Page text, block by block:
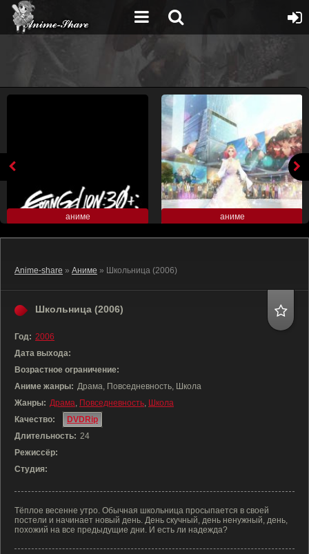
аниме аниме
Anime-share » Аниме » Школьница (2006)
Школьница (2006)
Год: 2006
Дата выхода:
Возрастное ограничение:
Аниме жанры: Драма, Повседневность, Школа
Жанры: Драма, Повседневность, Школа
Качество:
DVDRip
Длительность: 24
Режиссёр:
Студия:
Тёплое весенне утро. Обычная школьница просыпается в своей
постели и начинает новый день. День скучный, день ненужный, день,
похожий на все предыдущие дни. И есть ли надежда?